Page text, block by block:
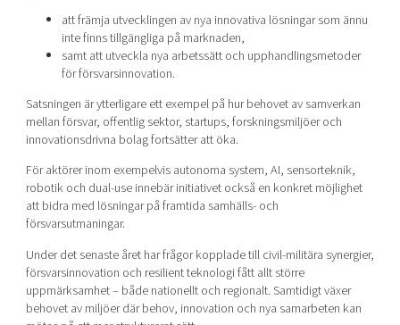
att främja utvecklingen av nya innovativa lösningar som ännu
inte finns tillgängliga på marknaden,
samt att utveckla nya arbetssätt och upphandlingsmetoder
för försvarsinnovation.
Satsningen är ytterligare ett exempel på hur behovet av samverkan
mellan försvar, offentlig sektor, startups, forskningsmiljöer och
innovationsdrivna bolag fortsätter att öka.
För aktörer inom exempelvis autonoma system, AI, sensorteknik,
robotik och dual-use innebär initiativet också en konkret möjlighet
att bidra med lösningar på framtida samhälls- och
försvarsutmaningar.
Under det senaste året har frågor kopplade till civil-militära synergier,
försvarsinnovation och resilient teknologi fått allt större
uppmärksamhet – både nationellt och regionalt. Samtidigt växer
behovet av miljöer där behov, innovation och nya samarbeten kan